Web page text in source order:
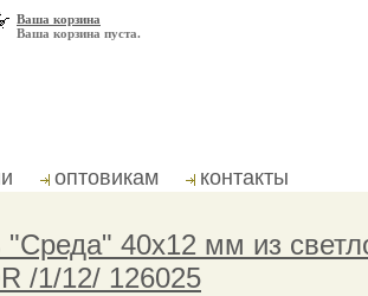
Ваша корзина
Ваша корзина пуста.
оптовикам контакты
"Среда" 40х12 мм из
/1/12/ 126025